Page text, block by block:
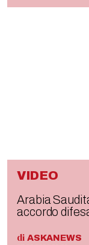
VIDEO
Arabia
accordo
di ASKANEWS